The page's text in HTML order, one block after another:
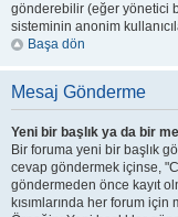
gönderebilir (eğer yönetici
sisteminin anonim
Başa dön
Mesaj Gönderme
Yeni bir başlık ya da bir
Bir foruma yeni bir başlık
cevap göndermek içinse,
göndermeden önce kayıt
kısımlarında her forum